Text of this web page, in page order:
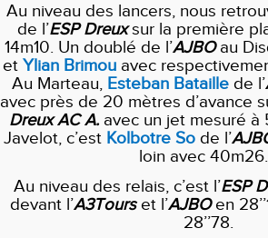
Au niveau des lancers, nous
de l’ESP Dreuxsur la première
14m10. Un doublé de l’AJBOau
etYlian Brimou avec
Au Marteau, Esteban Bataille de l’
avec près de 20 mètres d’avance
Dreux AC A. avec un jet mesuré à
Javelot, c’est Kolbotre So de l’
loin avec
Au niveau des relais, c’est l’ESP
devant l’A3Tourset l’AJBOen
28’’78.